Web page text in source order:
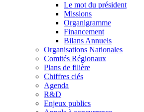
Le mot du président
Missions
Organigramme
Financement
Bilans Annuels
Organisations Nationales
Comités Régionaux
Plans de filière
Chiffres clés
Agenda
R&D
Enjeux publics